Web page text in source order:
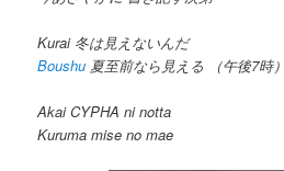
Kurai 冬は見えないんだ
Boushu 夏至前なら見える （午後7時）
Akai CYPHA ni notta
Kuruma mise no mae